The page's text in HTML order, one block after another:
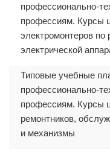
профессионально-
профессиям. Курсы
электромонтеров
электрической
Типовые учебные
профессионально-
профессиям. Курсы
ремонтников,
и механизмы